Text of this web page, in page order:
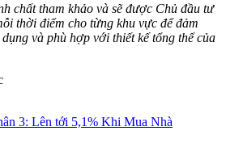
chất tham khảo và sẽ được Chủ đầu tư
thời điểm cho từng khu vực để đảm
và phù hợp với thiết kế tổng thể của
3: Lên tới 5,1% Khi Mua Nhà